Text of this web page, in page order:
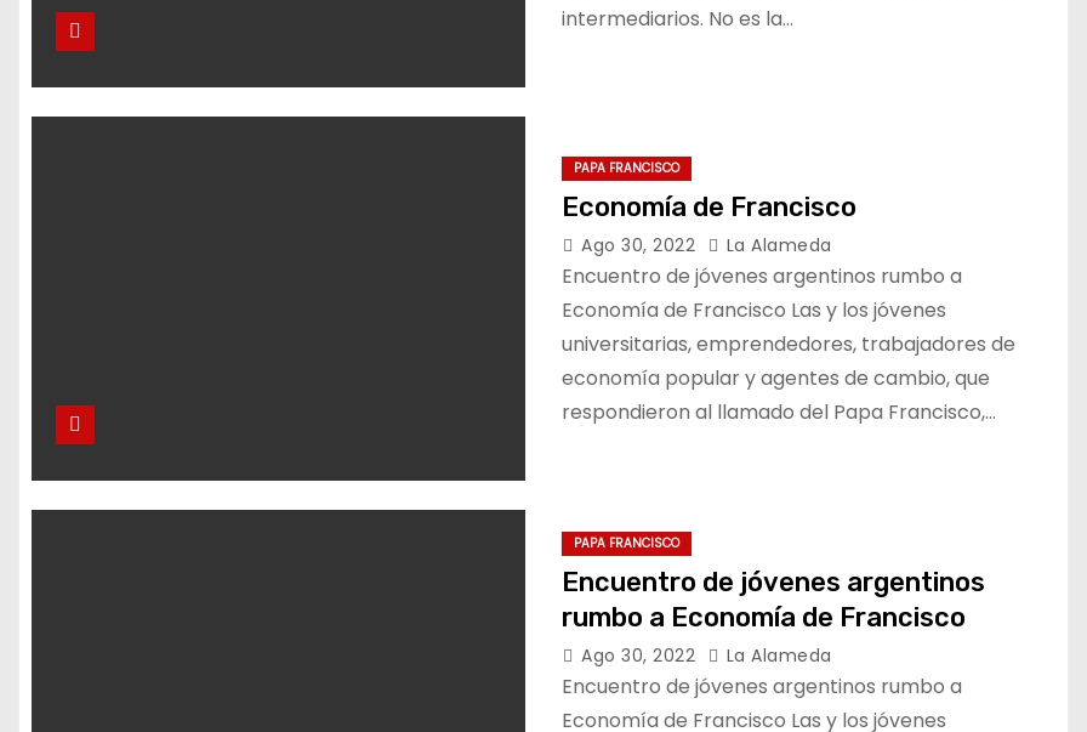
intermediarios. No es la…
PAPA FRANCISCO
Economía de Francisco
Ago 30, 2022 La Alameda
Encuentro de jóvenes argentinos rumbo a
Economía de Francisco Las y los jóvenes
universitarias, emprendedores, trabajadores de
economía popular y agentes de cambio, que
respondieron al llamado del Papa Francisco,…
PAPA FRANCISCO
Encuentro de jóvenes argentinos
rumbo a Economía de Francisco
Ago 30, 2022 La Alameda
Encuentro de jóvenes argentinos rumbo a
Economía de Francisco Las y los jóvenes